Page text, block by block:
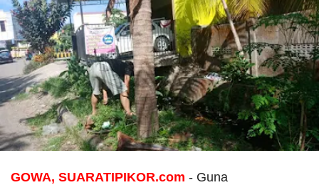
GOWA, SUARATIPIKOR.com - Guna